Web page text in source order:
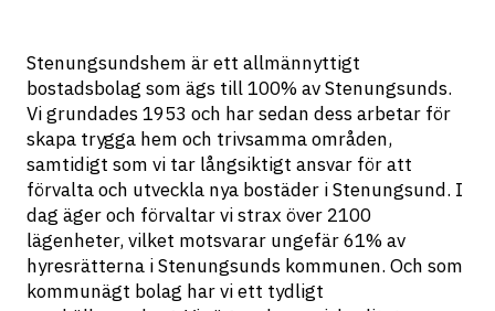
Stenungsundshem är ett allmännyttigt
bostadsbolag som ägs till 100% av Stenungsunds.
Vi grundades 1953 och har sedan dess arbetar för
skapa trygga hem och trivsamma områden,
samtidigt som vi tar långsiktigt ansvar för att
förvalta och utveckla nya bostäder i Stenungsund. I
dag äger och förvaltar vi strax över 2100
lägenheter, vilket motsvarar ungefär 61% av
hyresrätterna i Stenungsunds kommunen. Och som
kommunägt bolag har vi ett tydligt